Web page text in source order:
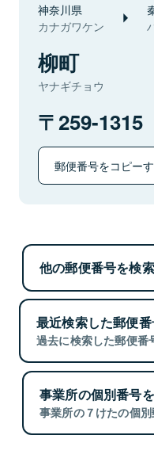
神奈川県
カナガワケン
柳町
ヤナギチョウ
259-1315
郵便番号をコピー
他の郵便番号を検
最近検索した郵便
過去に検索した郵便番
事業所の個別番号
事業所の７けたの個別